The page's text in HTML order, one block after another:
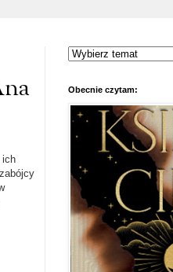
ich
Obecnie czytam: